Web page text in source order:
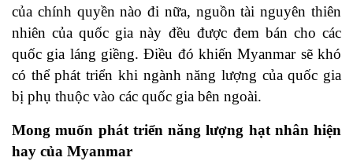
của chính quyền nào đi nữa, nguồn tài nguyên thiên
nhiên của quốc gia này đều được đem bán cho các
quốc gia láng giềng. Điều đó khiến Myanmar sẽ khó
có thể phát triển khi ngành năng lượng của quốc gia
bị phụ thuộc vào các quốc gia bên ngoài.
Mong muốn phát triển năng lượng hạt nhân hiện
hay của Myanmar